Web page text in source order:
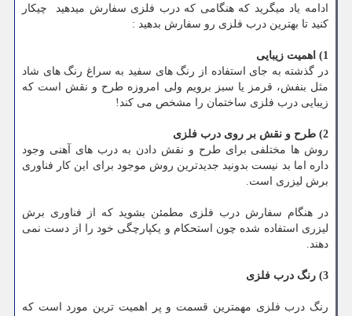
ادامه یاد میگرید که هنگامی که درب فلزی سفارش میدهید چیکار
کنید تا بهترین درب فلزی رو سفارش بدهید :
1) اهمیت زیبایی
در گذشته به جای استفاده از رنگ های سفید به سراغ رنگ های شاد
مثل بنفش، قرمز یا سبز برویم ولی امروزه طرح و نقش است که
زیبایی درب فلزی ساختمان را مشخص می کند!
2) طرح و نقش بر روی درب فلزی
روش ها مختلفی برای طرح و نقش دادن به درب های آهنی وجود
داره اما بد نیست بدونید جدیدترین روش موجود برای این کار فناوری
برش لیزری است.
در هنگام سفارش درب فلزی مطمئن بشوید که از فناوری برش
لیزری استفاده شده چون استحکام و یکپارچگی خود را از دست نمی
دهند.
3) رنگ درب فلزی
رنگ درب فلزی مهمترین قسمت و پر اهمیت ترین مورد است که